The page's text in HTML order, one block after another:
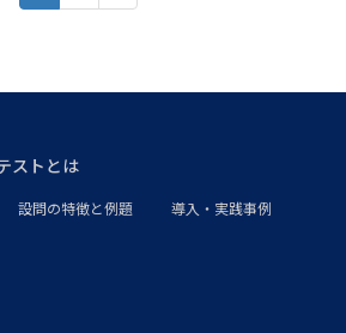
ストとは
設問の特徴と例題 導入・実践事例